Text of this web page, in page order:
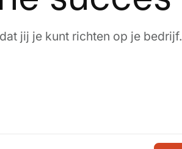
jij je kunt richten op je bedrijf.